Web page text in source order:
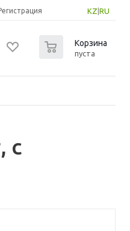
KZ RU
Корзина
пуста
с